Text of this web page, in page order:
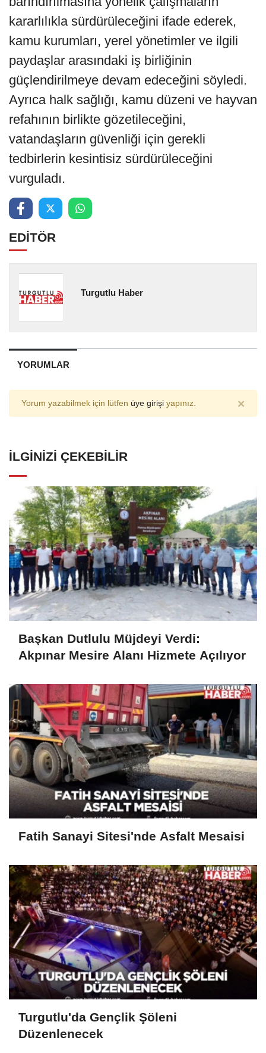
kararlılıkla sürdürüleceğini ifade ederek,
kamu kurumları, yerel yönetimler ve ilgili
paydaşlar arasındaki iş birliğinin
güçlendirilmeye devam edeceğini söyledi.
Ayrıca halk sağlığı, kamu düzeni ve hayvan
refahının birlikte gözetileceğini,
vatandaşların güvenliği için gerekli
tedbirlerin kesintisiz sürdürüleceğini
vurguladı.
EDİTÖR
Turgutlu Haber
YORUMLAR
Yorum yazabilmek için lütfen üye girişi yapınız. ×
İLGINIZI ÇEKEBILIR
Başkan Dutlulu Müjdeyi Verdi:
Akpınar Mesire Alanı Hizmete Açılıyor
Fatih Sanayi Sitesi'nde Asfalt Mesaisi
Turgutlu'da Gençlik Şöleni
Düzenlenecek